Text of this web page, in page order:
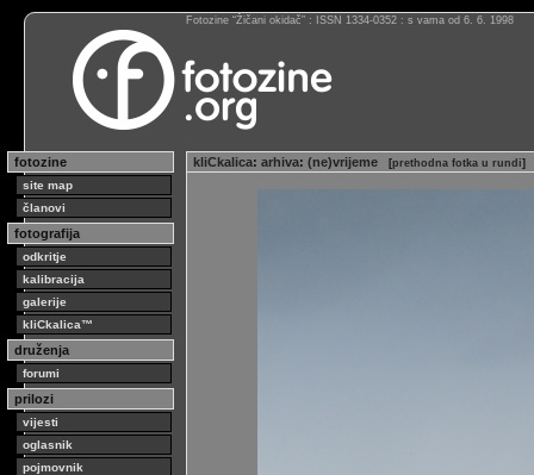
Fotozine “Žičani okidač” : ISSN 1334-0352 : s vama od 6. 6. 1998
fotozine
site map
članovi
fotografija
odkritje
kalibracija
galerije
kliCkalica™
druženja
forumi
prilozi
vijesti
oglasnik
pojmovnik
kliCkalica: arhiva: (ne)vrijeme [prethodna fotka u rundi]